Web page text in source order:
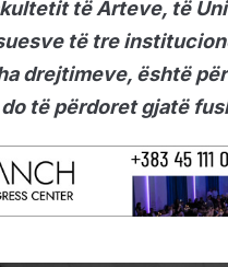
të Arteve, të
të tre
drejtimeve, është
të përdoret gjatë